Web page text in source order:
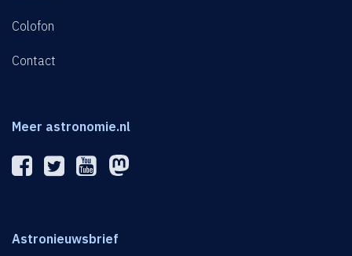
Colofon
Contact
Meer astronomie.nl
Astronieuwsbrief